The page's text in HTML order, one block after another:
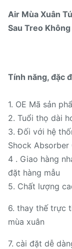
Air Mùa Xuân
Sau Treo
Tính năng, đặc
1. OE Mã sản
2. Tuổi thọ dài
3. Đối với hệ
Shock
4 . Giao hàng
đặt hàng mẫu
5. Chất lượng
6. thay thế trực
mùa xuân
7. cài đặt dễ